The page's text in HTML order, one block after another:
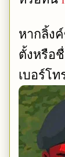
หากลิ้ง
ตั้งหรือ
เบอร์โ